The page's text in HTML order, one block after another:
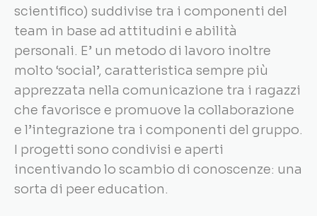
scientifico) suddivise tra i componenti del
team in base ad attitudini e abilità
personali. E’ un metodo di lavoro inoltre
molto ‘social’, caratteristica sempre più
apprezzata nella comunicazione tra i ragazzi
che favorisce e promuove la collaborazione
e l’integrazione tra i componenti del gruppo.
I progetti sono condivisi e aperti
incentivando lo scambio di conoscenze: una
sorta di peer education.